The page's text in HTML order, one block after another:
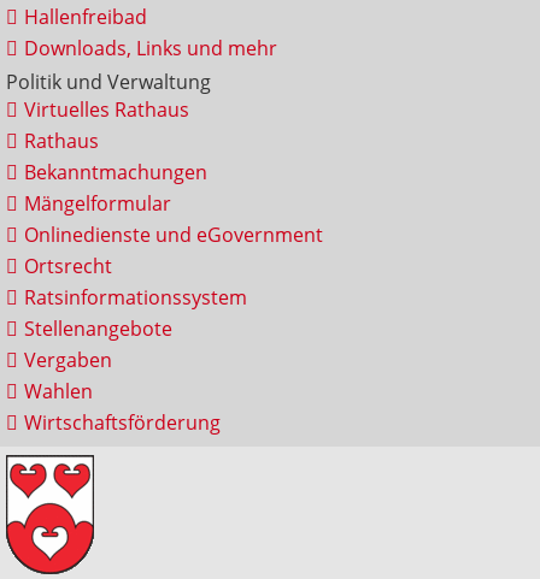
Hallenfreibad
Downloads, Links und mehr
Politik und Verwaltung
Virtuelles Rathaus
Rathaus
Bekanntmachungen
Mängelformular
Onlinedienste und eGovernment
Ortsrecht
Ratsinformationssystem
Stellenangebote
Vergaben
Wahlen
Wirtschaftsförderung